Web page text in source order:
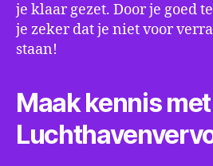
je klaar gezet. Door je goed
je zeker dat je niet voor
staan!
Maak kennis met